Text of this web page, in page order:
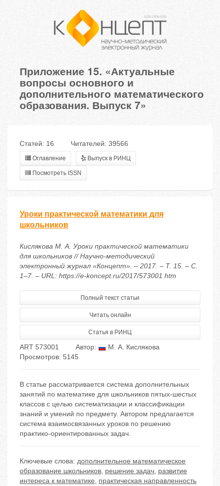
Приложение 15. «Актуальные
вопросы основного и
дополнительного математического
образования. Выпуск 7»
Статей: 16 Читателей: 39566
Оглавление Выпуск в РИНЦ
Посмотреть ISSN
Уроки практической математики для
школьников
Кислякова М. А. Уроки практической математики
для школьников // Научно-методический
электронный журнал «Концепт». – 2017. – Т. 15. – С.
1–7. – URL: https://e-koncept.ru/2017/573001.htm
Полный текст статьи
Читать онлайн
Статья в РИНЦ
ART 573001 Автор:
М. А. Кислякова
Просмотров: 5145
В статье рассматривается система дополнительных
занятий по математике для школьников пятых-шестых
классов с целью систематизации и классификации
знаний и умений по предмету. Автором предлагается
система взаимосвязанных уроков по решению
практико-ориентированных задач.
Ключевые слова: дополнительное математическое
образование школьников, решение задач, развитие
интереса к математике, практическая направленность